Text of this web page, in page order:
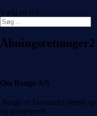
Vælg en side
Om Bango A/S
Bango er Danmarks største
og garageporte.